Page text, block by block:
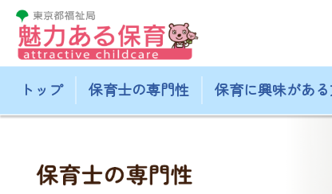
トップ 保育士の専門性 保育に興味があ